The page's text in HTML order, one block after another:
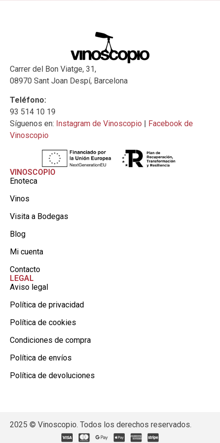
Carrer del Bon Viatge, 31,
08970 Sant Joan Despí, Barcelona
Teléfono:
93 514 10 19
Síguenos en: Instagram de Vinoscopio | Facebook de
Vinoscopio
VINOSCOPIO
Enoteca
Vinos
Visita a Bodegas
Blog
Mi cuenta
Contacto
LEGAL
Aviso legal
Política de privacidad
Política de cookies
Condiciones de compra
Política de envíos
Política de devoluciones
2025 © Vinoscopio. Todos los derechos reservados.